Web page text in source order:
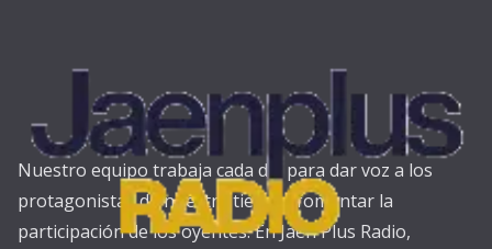
Nuestro equipo trabaja cada día para dar voz a los
protagonistas de nuestra tierra y fomentar la
participación de los oyentes. En Jaén Plus Radio,